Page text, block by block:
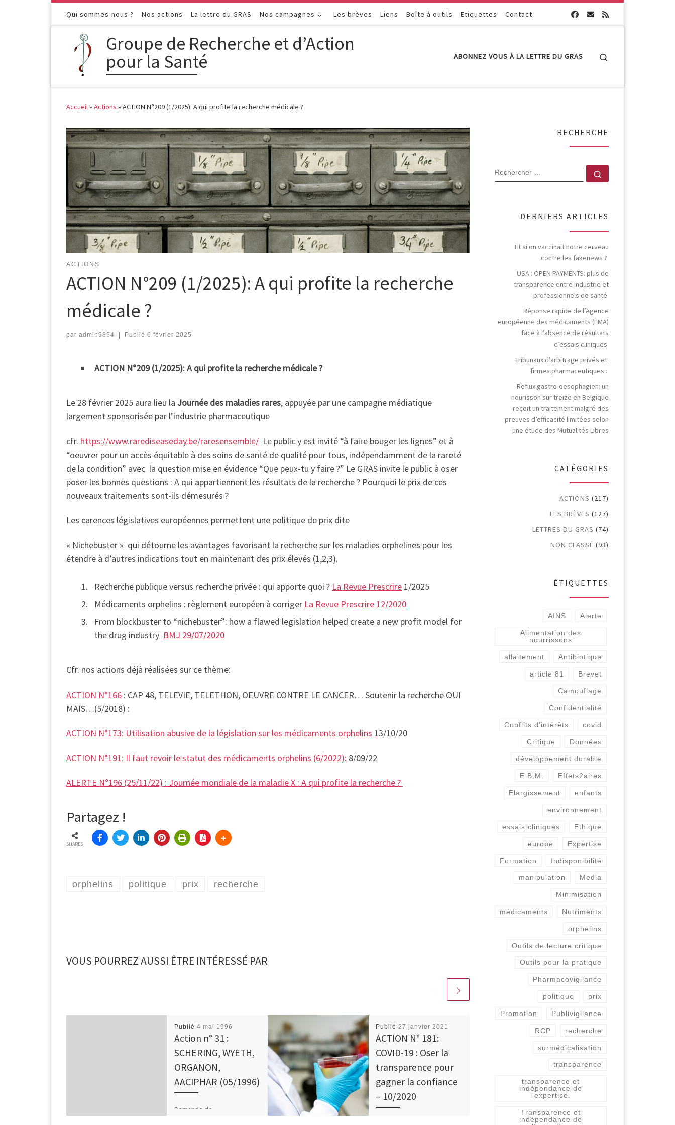
Passer au contenuQui sommes-nous ? Nos actions La lettre du GRAS Nos campagnes Les brèves Liens Boîte à outils Etiquettes Contact
Groupe de Recherche et d’Action
pour la Santé
ABONNEZ VOUS À LA LETTRE DU GRAS
Accueil»Actions »ACTION N°209 (1/2025): A qui profite la recherche médicale ?
ACTIONS
ACTION N°209 (1/2025): A qui profite la recherche
médicale ?
par admin9854 | Publié 6 février 2025
ACTION N°209 (1/2025): A qui profite la recherche médicale ?
Le 28 février 2025 aura lieu la Journée des maladies rares, appuyée par une campagne médiatique
largement sponsorisée par l’industrie pharmaceutique
cfr. https://www.rarediseaseday.be/raresensemble/ Le public y est invité “à faire bouger les lignes” et à
“oeuvrer pour un accès équitable à des soins de santé de qualité pour tous, indépendamment de la rareté
de la condition” avec la question mise en évidence “Que peux-tu y faire ?” Le GRAS invite le public à oser
poser les bonnes questions : A qui appartiennent les résultats de la recherche ? Pourquoi le prix de ces
nouveaux traitements sont-ils démesurés ?
Les carences législatives européennes permettent une politique de prix dite
« Nichebuster » qui détourne les avantages favorisant la recherche sur les maladies orphelines pour les
étendre à d’autres indications tout en maintenant des prix élevés (1,2,3).
Recherche publique versus recherche privée : qui apporte quoi ? La Revue Prescrire 1/2025
Médicaments orphelins : règlement européen à corriger La Revue Prescrire 12/2020
From blockbuster to “nichebuster”: how a flawed legislation helped create a new profit model for
the drug industry BMJ 29/07/2020
Cfr. nos actions déjà réalisées sur ce thème:
ACTION N°166 : CAP 48, TELEVIE, TELETHON, OEUVRE CONTRE LE CANCER… Soutenir la recherche OUI
MAIS…(5/2018) :
ACTION N°173: Utilisation abusive de la législation sur les médicaments orphelins 13/10/20
ACTION N°191: Il faut revoir le statut des médicaments orphelins (6/2022): 8/09/22
ALERTE N°196 (25/11/22) : Journée mondiale de la maladie X : A qui profite la recherche ?
Partagez !
SHARES
orphelins politique prix recherche
VOUS POURREZ AUSSI ÊTRE INTÉRESSÉ PAR
Publié 4 mai 1996
Action n° 31 :
SCHERING, WYETH,
ORGANON,
AACIPHAR (05/1996)
Demande de
Publié 27 janvier 2021
ACTION N° 181:
COVID-19 : Oser la
transparence pour
gagner la confiance
– 10/2020
Publié
de transparence en
C.R.M. (Commission
de remboursement
de l’INAMI
RECHERCHE
RECHERCHER
DERNIERS ARTICLES
Et si on vaccinait notre cerveau
contre les fakenews ?
USA : OPEN PAYMENTS: plus de
transparence entre industrie et
professionnels de santé
Réponse rapide de l’Agence
européenne des médicaments (EMA)
face à l’absence de résultats
d’essais cliniques
Tribunaux d’arbitrage privés et
firmes pharmaceutiques :
Reflux gastro-oesophagien: un
nourisson sur treize en Belgique
reçoit un traitement malgré des
preuves d’efficacité limitées selon
une étude des Mutualités Libres
CATÉGORIES
ACTIONS (217)
LES BRÈVES (127)
LETTRES DU GRAS (74)
NON CLASSÉ (93)
ÉTIQUETTES
AINS Alerte
Alimentation des
nourrissons
allaitement Antibiotique
article 81 Brevet
Camouflage
Confidentialité
Conflits d'intérêts covid
Critique Données
développement durable
E.B.M. Effets2aires
Elargissement enfants
environnement
essais cliniques Ethique
europe Expertise
Formation Indisponibilité
manipulation Media
Minimisation
médicaments Nutriments
orphelins
Outils de lecture critique
Outils pour la pratique
Pharmacovigilance
politique prix
Promotion Publivigilance
RCP recherche
surmédicalisation
transparence
transparence et
indépendance de
l'expertise.
Transparence et
indépendance de